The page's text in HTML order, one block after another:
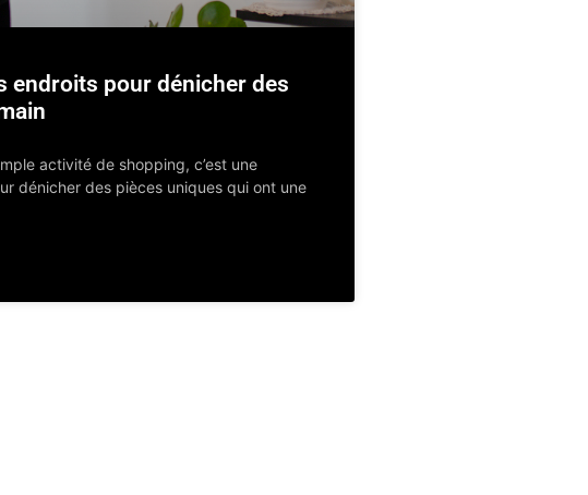
endroits pour dénicher des
activité de shopping, c’est une
dénicher des pièces uniques qui ont une